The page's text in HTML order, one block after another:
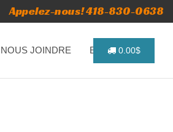
Appelez-nous! 418-830-0638
NOUS JOINDRE ENGLISH
0.00$